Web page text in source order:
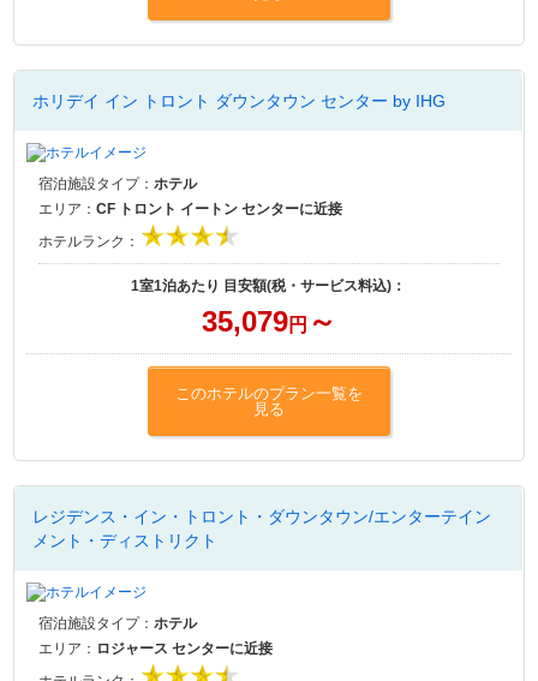
ホリデイ イン トロント ダウンタウン センター by IHG
宿泊施設タイプ：ホテル
エリア：CF トロント イートン センターに近接
ホテルランク：
1室1泊あたり 目安額(税・サービス料込)：
35,079円 ～
このホテルのプラン一覧を
見る
レジデンス・イン・トロント・ダウンタウン/エンターテイン
メント・ディストリクト
宿泊施設タイプ：ホテル
エリア： ロジャース センターに近接